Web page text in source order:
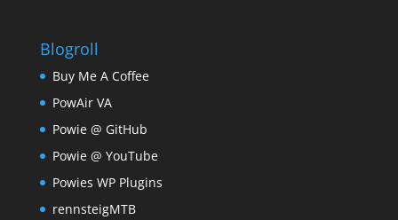
Blogroll
Buy Me A Coffee
PowAir VA
Powie @ GitHub
Powie @ YouTube
Powies WP Plugins
rennsteigMTB